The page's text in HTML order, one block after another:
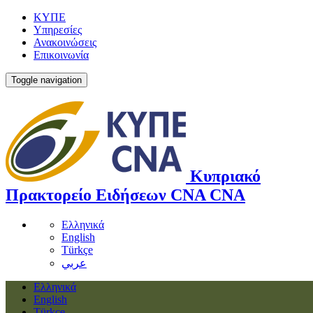
ΚΥΠΕ
Υπηρεσίες
Ανακοινώσεις
Επικοινωνία
Toggle navigation
Κυπριακό
Πρακτορείο Ειδήσεων CNA CNA
Ελληνικά
English
Türkçe
عربي
Ελληνικά
English